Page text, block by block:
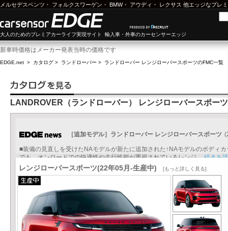
メルセデスベンツ ・ フォルクスワーゲン ・ BMW・ アウディ ・ レクサス 他エッジなプレ
大人のためのプレミアカーライフ実現サイト 輸入車・外車のカーセンサーエッジ
新車時価格はメーカー発表当時の価格です
EDGE.net > カタログ > ランドローバー > ランドローバー レンジローバースポーツのFMC一覧
LANDROVER（ランドローバー） レンジローバースポーツ
［追加モデル］ランドローバー レンジローバースポーツ
■装備の見直しを受けたNAモデルが新たに追加された↑NAモデルのボディ
でも、オンロードでの快適性や走行性能が重視されているレンジ...続きを
レンジローバースポーツ(22年05月-生産中) [もっと詳しく見る]